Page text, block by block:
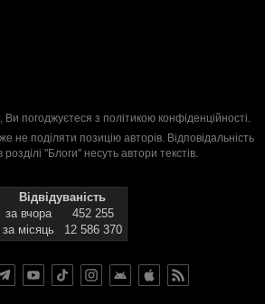
погоджуєтеся з політикою конфіденційності.
не поділяти позицію авторів. Відповідальність
"Блоги" несуть автори текстів.
Відвідуваність
за вчора
452 255
за місяць
12 586 370